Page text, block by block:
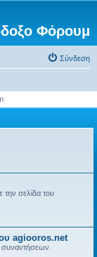
Φόρουμ
Σύνδεση
την σελίδα του
agiooros.net